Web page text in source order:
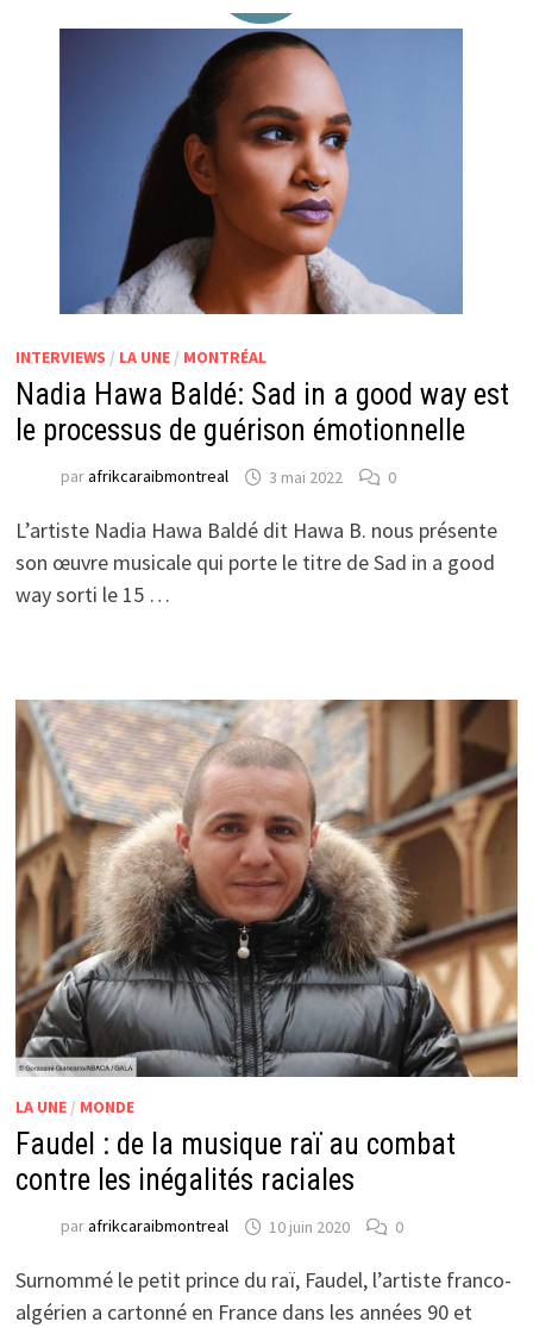
INTERVIEWS / LA UNE/ MONTRÉAL
Nadia Hawa Baldé: Sad in a good way est
le processus de guérison émotionnelle
parafrikcaraibmontreal 3 mai 2022 0
L’artiste Nadia Hawa Baldé dit Hawa B. nous présente
son œuvre musicale qui porte le titre de Sad in a good
way sorti le 15 …
LA UNE/ MONDE
Faudel : de la musique raï au combat
contre les inégalités raciales
parafrikcaraibmontreal 10 juin 2020 0
Surnommé le petit prince du raï, Faudel, l’artiste franco-
algérien a cartonné en France dans les années 90 et